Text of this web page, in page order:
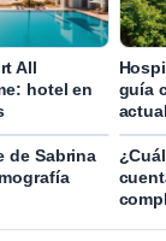
All
hotel en
guía
de Sabrina